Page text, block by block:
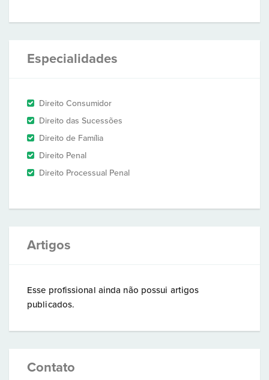
Especialidades
Direito Consumidor
Direito das Sucessões
Direito de Família
Direito Penal
Direito Processual Penal
Artigos
Esse profissional ainda não possui artigos
publicados.
Contato